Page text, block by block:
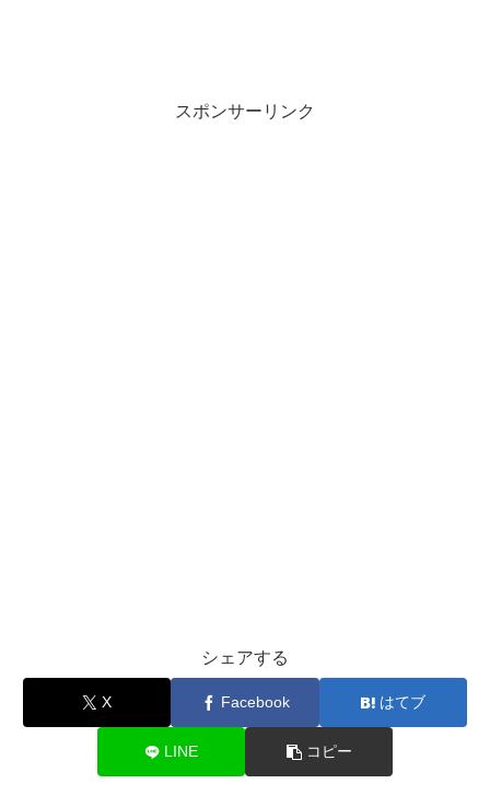
スポンサーリンク
シェアする
X Facebook はてブ
LINE コピー